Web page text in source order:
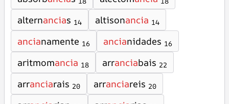
alternancias 14 altisonancia 14
ancianamente 16 ancianidades 16
aritmomancia 18 arranciabais 22
arranciarais 20 arranciareis 20